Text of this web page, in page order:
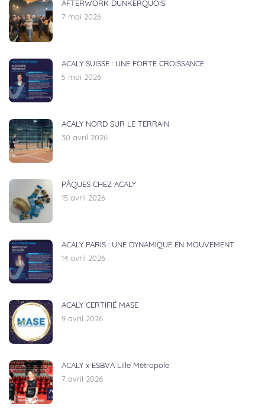
AFTERWORK DUNKERQUOIS
7 mai 2026
ACALY SUISSE : UNE FORTE CROISSANCE
5 mai 2026
ACALY NORD SUR LE TERRAIN
30 avril 2026
PÂQUES CHEZ ACALY
15 avril 2026
ACALY PARIS : UNE DYNAMIQUE EN MOUVEMENT
14 avril 2026
ACALY CERTIFIÉ MASE
9 avril 2026
ACALY x ESBVA Lille Métropole
7 avril 2026